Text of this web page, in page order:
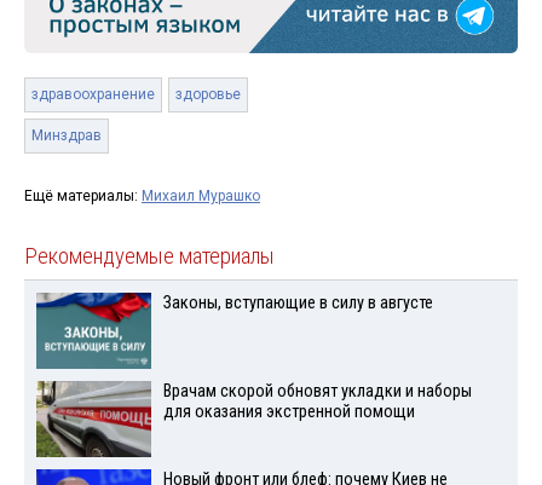
здравоохранение здоровье
Минздрав
Ещё материалы: Михаил Мурашко
Рекомендуемые материалы
Законы, вступающие в силу в августе
Врачам скорой обновят укладки и наборы
для оказания экстренной помощи
Новый фронт или блеф: почему Киев не